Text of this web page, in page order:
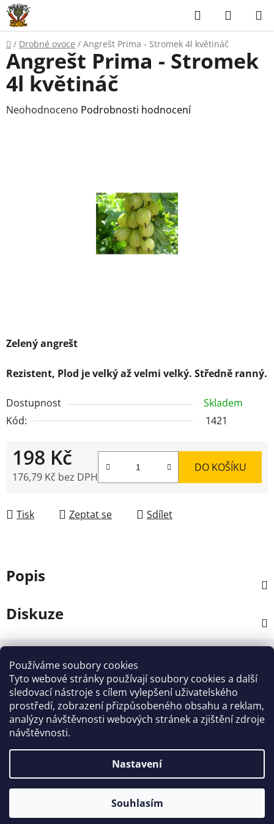
Používáme soubory cookies
Tyto webové stránky používají soubory cookies a další
sledovací nástroje s cílem vylepšení uživatelského
prostředí, zobrazení přizpůsobeného obsahu a reklam,
analýzy návštěvnosti webových stránek a zjištění zdroje
návštěvnosti.
Nastavení
Souhlasím
Přejít
na
obsah
Hledat
KOŠÍK
Domů
/ Drobné ovoce / Angrešt Prima - Stromek 4l květináč
Zelený angrešt
Rezistent, Plod je velký až velmi velký. Středně ranný.
Dostupnost
Skladem
Kód:
1421
198 Kč
176,79 Kč bez DPH
DO KOŠÍKU
Tisk Zeptat se Sdílet
Angrešt Prima - Stromek
4l květináč
Průměrné
Neohodnoceno Podrobnosti hodnocení
Popis
Diskuze
Z
Kontakt
info@zahradnictvi-rool.cz
+420728 841700
Vytvořil Shoptet
ZAHRADNICTVI - ROOL
práva vyhrazena.